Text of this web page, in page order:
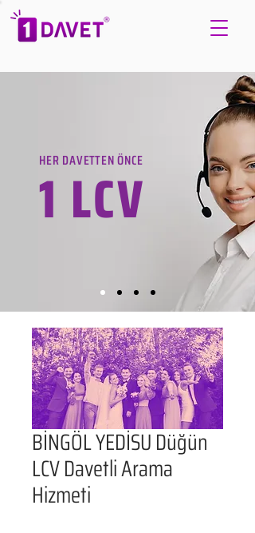
HER DAVETTEN ÖNCE
1 LCV
BİNGÖL YEDİSU Düğün
LCV Davetli Arama
Hizmeti